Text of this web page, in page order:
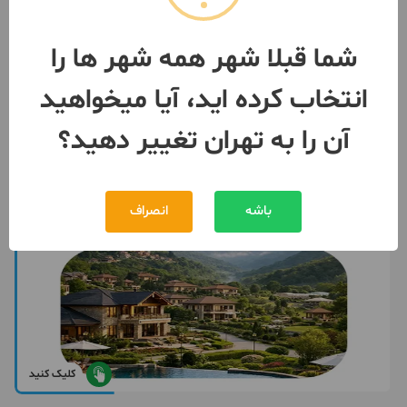
تهران- جنت آباد مرکزی
بیش از 12 ماه پیش 091288***88
کلیک کنید
شما قبلا شهر همه شهر ها را
انتخاب کرده اید، آیا میخواهید
آن را به تهران تغییر دهید؟
باشه انصراف